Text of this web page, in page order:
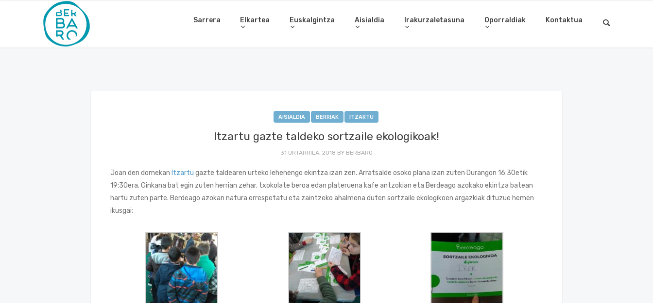
Sarrera Elkartea Euskalgintza Aisialdia Irakurzaletasuna Oporraldiak Kontaktua
AISIALDIA BERRIAK ITZARTU
Itzartu gazte taldeko sortzaile ekologikoak!
31 URTARRILA, 2018 BY BERBARO
Joan den domekan Itzartu gazte taldearen urteko lehenengo ekintza izan zen. Arratsalde osoko plana izan zuten Durangon 16:30etik
19:30era. Ginkana bat egin zuten herrian zehar, txokolate beroa edan plateruena kafe antzokian eta Berdeago azokako ekintza batean
hartu zuten parte. Berdeago azokan natura errespetatu eta zaintzeko ahalmena duten sortzaile ekologikoen argazkiak dituzue hemen
ikusgai: